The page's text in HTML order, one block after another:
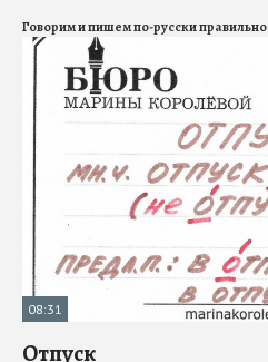
Говорим и пишем по-русски правильно
08:31
Отпуск